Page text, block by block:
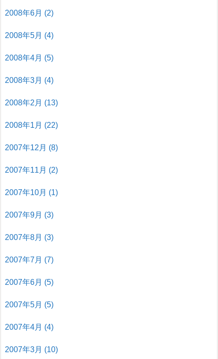
2008年6月 (2)
2008年5月 (4)
2008年4月 (5)
2008年3月 (4)
2008年2月 (13)
2008年1月 (22)
2007年12月 (8)
2007年11月 (2)
2007年10月 (1)
2007年9月 (3)
2007年8月 (3)
2007年7月 (7)
2007年6月 (5)
2007年5月 (5)
2007年4月 (4)
2007年3月 (10)